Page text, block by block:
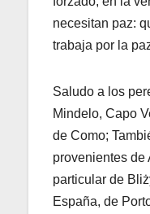
necesitan paz:
trabaja por la
Saludo a los
Mindelo, Capo
de Como;
provenientes de
particular de
España, de